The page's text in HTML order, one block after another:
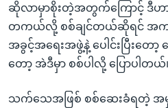
ဆိုလာမှာစိုးတဲ့အတွက်ကြောင့် ဒီဟာ
တကယ်လို့ စစ်ချင်တယ်ဆိုရင် အကျ
အခွင့်အရေးအဖွဲ့နဲ့ ပေါင်းပြီးတော့
တော့ အဲဒီမှာ စစ်ပါလို့ ပြောပါတယ်
သက်သေအဖြစ် စစ်ဆေးခံရတဲ့